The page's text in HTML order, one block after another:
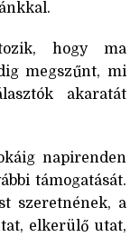
hogy ma
megszűnt, mi
akaratát
napirenden
támogatását.
szeretnének, a
elkerülő utat,